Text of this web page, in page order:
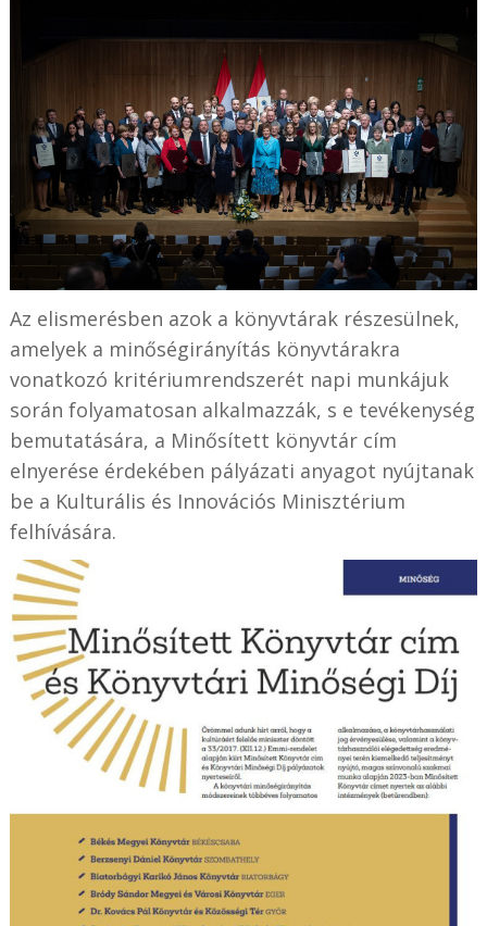
Az elismerésben azok a könyvtárak részesülnek,
amelyek a minőségirányítás könyvtárakra
vonatkozó kritériumrendszerét napi munkájuk
során folyamatosan alkalmazzák, s e tevékenység
bemutatására, a Minősített könyvtár cím
elnyerése érdekében pályázati anyagot nyújtanak
be a Kulturális és Innovációs Minisztérium
felhívására.